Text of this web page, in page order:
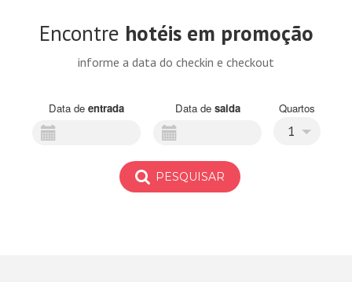
Encontre hotéis em promoção
informe a data do checkin e checkout
Data de entrada Data de saida Quartos
1
PESQUISAR